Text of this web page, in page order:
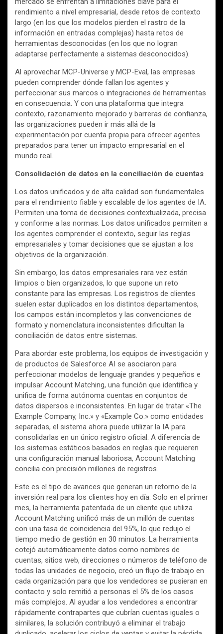
rendimiento a nivel empresarial, desde retos de contexto
largo (en los que los modelos pierden el rastro de la
información en entradas complejas) hasta retos de
herramientas desconocidas (en los que no logran
adaptarse perfectamente a sistemas desconocidos).
Al aprovechar MCP-Universe y MCP-Eval, las empresas
pueden comprender dónde fallan los agentes y
perfeccionar sus marcos o integraciones de herramientas
en consecuencia. Y con una plataforma que integra
contexto, razonamiento mejorado y barreras de confianza,
las organizaciones pueden ir más allá de la
experimentación por cuenta propia para ofrecer agentes
preparados para tener un impacto empresarial en el
mundo real.
Consolidación de datos en la conciliación de cuentas
Los datos unificados y de alta calidad son fundamentales
para el rendimiento fiable y escalable de los agentes de IA.
Permiten una toma de decisiones contextualizada, precisa
y conforme a las normas. Los datos unificados permiten a
los agentes comprender el contexto, seguir las reglas
empresariales y tomar decisiones que se ajustan a los
objetivos de la organización.
Sin embargo, los datos empresariales rara vez están
limpios o bien organizados, lo que supone un reto
constante para las empresas. Los registros de clientes
suelen estar duplicados en los distintos departamentos,
los campos están incompletos y las convenciones de
formato y nomenclatura inconsistentes dificultan la
conciliación de datos entre sistemas.
Para abordar este problema, los equipos de investigación y
de productos de Salesforce AI se asociaron para
perfeccionar modelos de lenguaje grandes y pequeños e
impulsar Account Matching, una función que identifica y
unifica de forma autónoma cuentas en conjuntos de
datos dispersos e inconsistentes. En lugar de tratar «The
Example Company, Inc.» y «Example Co.» como entidades
separadas, el sistema ahora puede utilizar la IA para
consolidarlas en un único registro oficial. A diferencia de
los sistemas estáticos basados en reglas que requieren
una configuración manual laboriosa, Account Matching
concilia con precisión millones de registros.
Este es el tipo de avances que generan un retorno de la
inversión real para los clientes hoy en día. Solo en el primer
mes, la herramienta patentada de un cliente que utiliza
Account Matching unificó más de un millón de cuentas
con una tasa de coincidencia del 95%, lo que redujo el
tiempo medio de gestión en 30 minutos. La herramienta
cotejó automáticamente datos como nombres de
cuentas, sitios web, direcciones o números de teléfono de
todas las unidades de negocio, creó un flujo de trabajo en
cada organización para que los vendedores se pusieran en
contacto y solo remitió a personas el 5% de los casos
más complejos. Al ayudar a los vendedores a encontrar
rápidamente contrapartes que cubrían cuentas iguales o
similares, la solución contribuyó a eliminar el trabajo